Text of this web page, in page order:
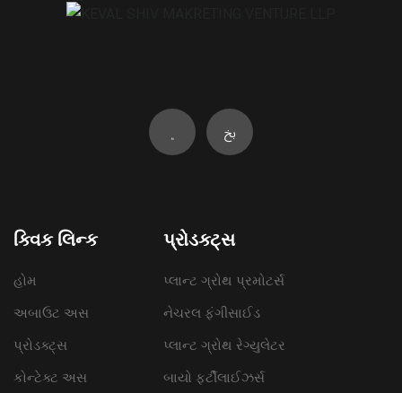
ક્વિક લિન્ક
હોમ
અબાઉટ અસ
પ્રોડક્ટ્સ
કોન્ટેક્ટ અસ
પ્રોડક્ટ્સ
પ્લાન્ટ ગ્રોથ પ્રમોટર્સ
નેચરલ ફંગીસાઈડ
પ્લાન્ટ ગ્રોથ રેગ્યુલેટર
બાયો ફર્ટીલાઈઝર્સ